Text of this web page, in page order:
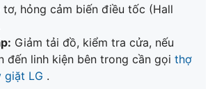
tơ, hỏng cảm biến điều tốc (Hall
Giảm tải đồ, kiểm tra cửa, nếu
đến linh kiện bên trong cần gọi thợ
giặt LG .